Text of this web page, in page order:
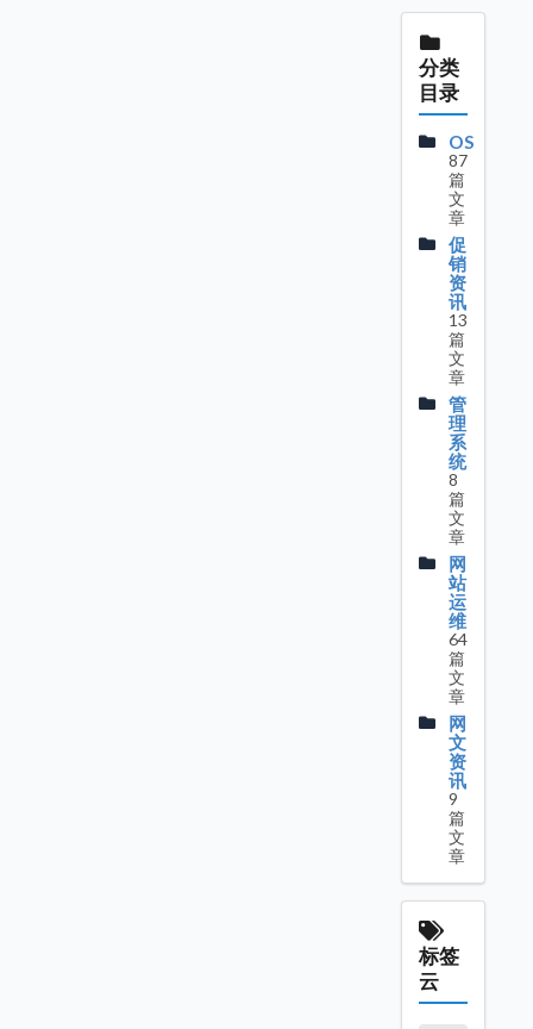
分类
目录
OS
87
篇
文
章
促
销
资
讯
13
篇
文
章
管
理
系
统
8
篇
文
章
网
站
运
维
64
篇
文
章
网
文
资
讯
9
篇
文
章
标签
云